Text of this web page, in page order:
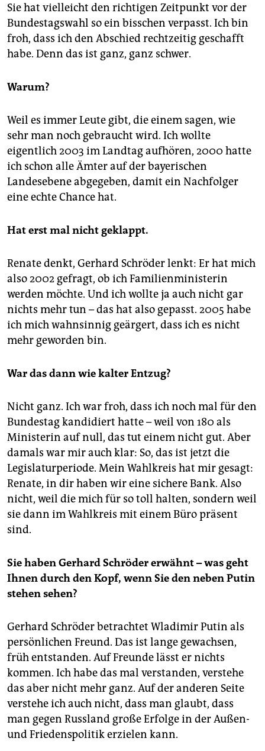
Sie hat vielleicht den richtigen Zeitpunkt vor der
Bundestagswahl so ein bisschen verpasst. Ich bin
froh, dass ich den Abschied rechtzeitig geschafft
habe. Denn das ist ganz, ganz schwer.
Warum?
Weil es immer Leute gibt, die einem sagen, wie
sehr man noch gebraucht wird. Ich wollte
eigentlich 2003 im Landtag aufhören, 2000 hatte
ich schon alle Ämter auf der bayerischen
Landesebene abgegeben, damit ein Nachfolger
eine echte Chance hat.
Hat erst mal nicht geklappt.
Renate denkt, Gerhard Schröder lenkt: Er hat mich
also 2002 gefragt, ob ich Familienministerin
werden möchte. Und ich wollte ja auch nicht gar
nichts mehr tun – das hat also gepasst. 2005 habe
ich mich wahnsinnig geärgert, dass ich es nicht
mehr geworden bin.
War das dann wie kalter Entzug?
Nicht ganz. Ich war froh, dass ich noch mal für den
Bundestag kandidiert hatte – weil von 180 als
Ministerin auf null, das tut einem nicht gut. Aber
damals war mir auch klar: So, das ist jetzt die
Legislaturperiode. Mein Wahlkreis hat mir gesagt:
Renate, in dir haben wir eine sichere Bank. Also
nicht, weil die mich für so toll halten, sondern weil
sie dann im Wahlkreis mit einem Büro präsent
sind.
Sie haben Gerhard Schröder erwähnt – was geht
Ihnen durch den Kopf, wenn Sie den neben Putin
stehen sehen?
Gerhard Schröder betrachtet Wladimir Putin als
persönlichen Freund. Das ist lange gewachsen,
früh entstanden. Auf Freunde lässt er nichts
kommen. Ich habe das mal verstanden, verstehe
das aber nicht mehr ganz. Auf der anderen Seite
verstehe ich auch nicht, dass man glaubt, dass
man gegen Russland große Erfolge in der Außen-
und Friedenspolitik erzielen kann.